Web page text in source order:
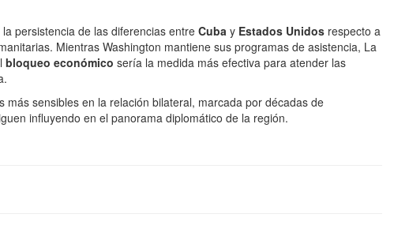
persistencia de las diferencias entre Cuba y Estados Unidos respecto a
Mientras Washington mantiene sus programas de asistencia, La
bloqueo económico sería la medida más efectiva para atender las
más sensibles en la relación bilateral, marcada por décadas de
influyendo en el panorama diplomático de la región.